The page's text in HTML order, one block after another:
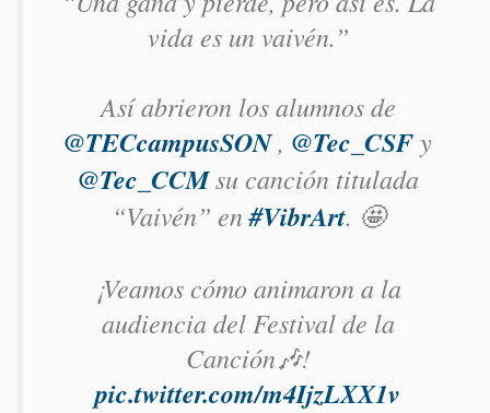
vida es un vaivén.”
Así abrieron los alumnos de
@TECcampusSON, @Tec_CSFy
@Tec_CCMsu canción titulada
“Vaivén” en#VibrArt. 🤩
¡Veamos cómo animaron a la
audiencia del Festival de la
Canción🎶!
pic.twitter.com/m4IjzLXX1v